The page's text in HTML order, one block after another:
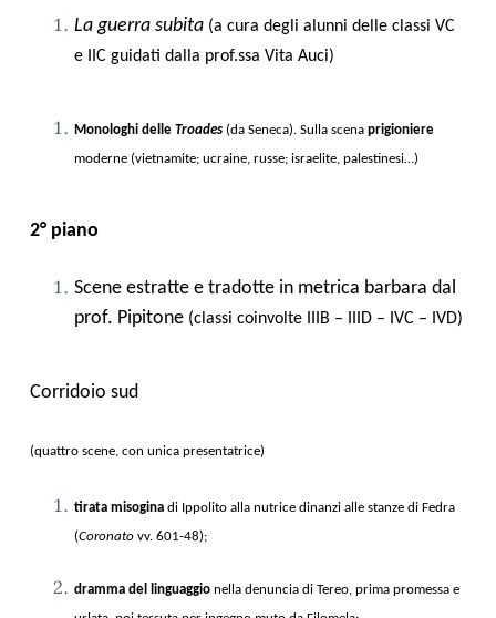
La guerra subita (a cura degli alunni delle classi VC
e IIC guidati dalla prof.ssa Vita Auci)
Monologhi delle Troades (da Seneca). Sulla scena prigioniere
moderne (vietnamite; ucraine, russe; israelite, palestinesi…)
2° piano
Scene estratte e tradotte in metrica barbara dal
prof. Pipitone (classi coinvolte IIIB – IIID – IVC – IVD)
Corridoio sud
(quattro scene, con unica presentatrice)
tirata misogina di Ippolito alla nutrice dinanzi alle stanze di Fedra
(Coronato vv. 601-48);
dramma del linguaggio nella denuncia di Tereo, prima promessa e